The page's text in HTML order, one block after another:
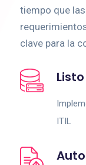
tiempo que
clave para la
ITIL